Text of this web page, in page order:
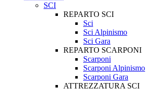
SCI
REPARTO SCI
Sci
Sci Alpinismo
Sci Gara
REPARTO SCARPONI
Scarponi
Scarponi Alpinismo
Scarponi Gara
ATTREZZATURA SCI